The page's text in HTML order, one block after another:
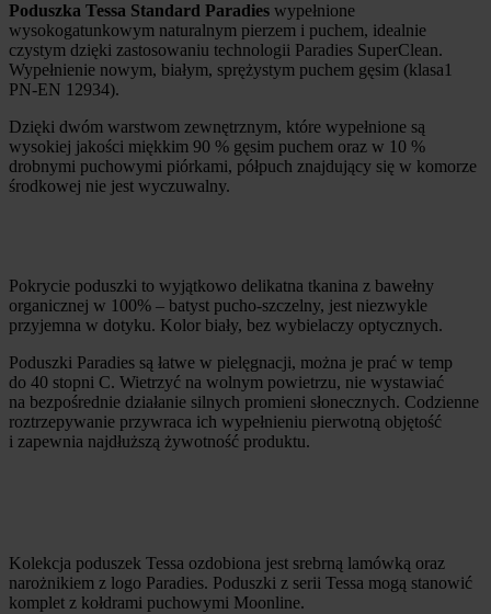
Poduszka Tessa Standard Paradies wypełnione
wysokogatunkowym naturalnym pierzem i puchem, idealnie
czystym dzięki zastosowaniu technologii Paradies SuperClean.
Wypełnienie nowym, białym, sprężystym puchem gęsim (klasa1
PN-EN 12934).
Dzięki dwóm warstwom zewnętrznym, które wypełnione są
wysokiej jakości miękkim 90 % gęsim puchem oraz w 10 %
drobnymi puchowymi piórkami, półpuch znajdujący się w komorze
środkowej nie jest wyczuwalny.
Pokrycie poduszki to wyjątkowo delikatna tkanina z bawełny
organicznej w 100% – batyst pucho-szczelny, jest niezwykle
przyjemna w dotyku. Kolor biały, bez wybielaczy optycznych.
Poduszki Paradies są łatwe w pielęgnacji, można je prać w temp
do 40 stopni C. Wietrzyć na wolnym powietrzu, nie wystawiać
na bezpośrednie działanie silnych promieni słonecznych. Codzienne
roztrzepywanie przywraca ich wypełnieniu pierwotną objętość
i zapewnia najdłuższą żywotność produktu.
Kolekcja poduszek Tessa ozdobiona jest srebrną lamówką oraz
narożnikiem z logo Paradies. Poduszki z serii Tessa mogą stanowić
komplet z kołdrami puchowymi Moonline.